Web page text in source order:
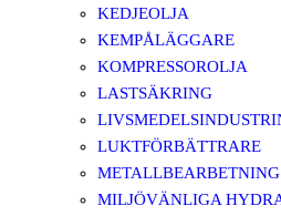
KEDJEOLJA
KEMPÅLÄGGARE
KOMPRESSOROLJA
LASTSÄKRING
LUKTFÖRBÄTTRARE
METALLBEARBETNING
MILJÖVÄNLIGA